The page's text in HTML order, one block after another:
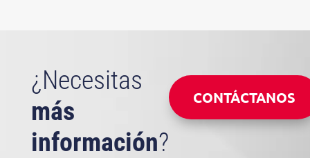
¿Necesitas
más
información?
CONTÁCTANOS